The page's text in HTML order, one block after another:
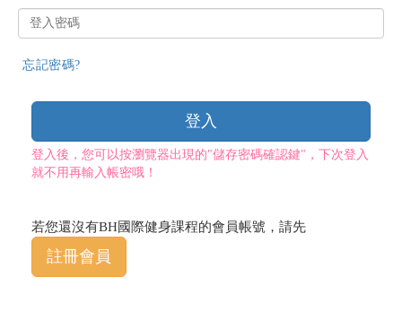
號
入
碼
忘記密碼?
登入
登入後，您可以按瀏覽器出現的"儲存密碼確認鍵"，下次登入
就不用再輸入帳密哦！
若您還沒有BH國際健身課程的會員帳號，請先
註冊會員